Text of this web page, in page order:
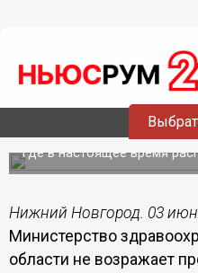
Минздрав не
строительства
стационаром на
Новгороде
Медцентр разместится в
где в настоящее время
Нижний Новгород. 03
Министерство
области не возражает